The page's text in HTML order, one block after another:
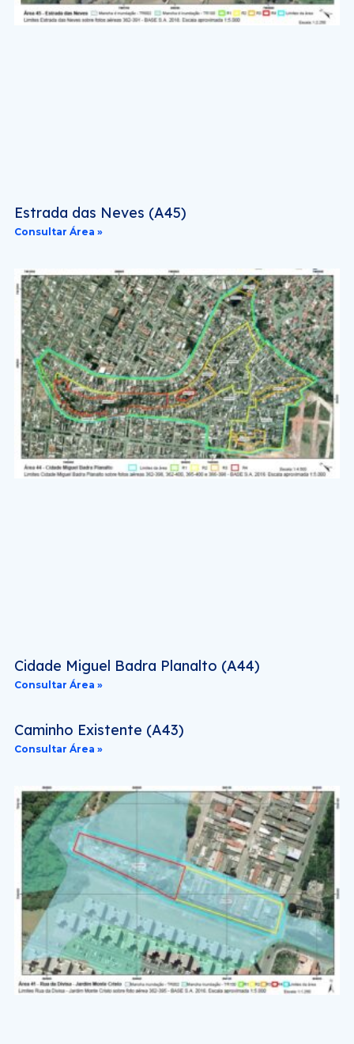
Estrada das Neves (A45)
Consultar Área »
Cidade Miguel Badra Planalto (A44)
Consultar Área »
Caminho Existente (A43)
Consultar Área »